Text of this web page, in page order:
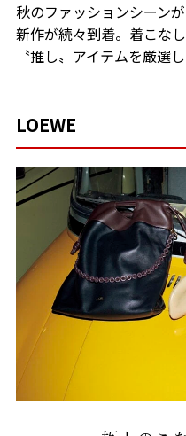
秋のファッションシーン
新作が続々到着。着こな
〝推し〟アイテムを厳選
LOEWE